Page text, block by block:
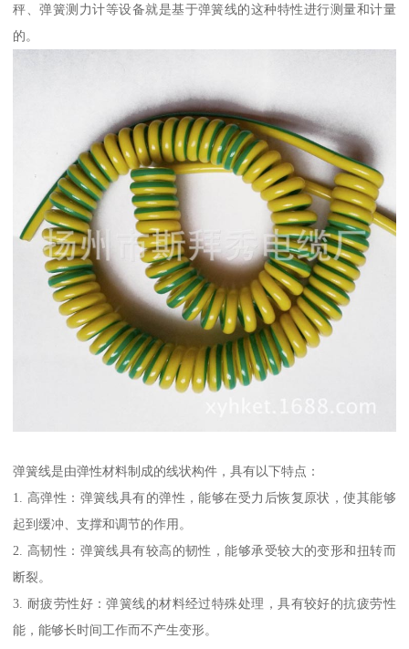
秤、弹簧测力计等设备就是基于弹簧线的这种特性进行测量和计量
的。
弹簧线是由弹性材料制成的线状构件，具有以下特点：
1. 高弹性：弹簧线具有的弹性，能够在受力后恢复原状，使其能够
起到缓冲、支撑和调节的作用。
2. 高韧性：弹簧线具有较高的韧性，能够承受较大的变形和扭转而
断裂。
3. 耐疲劳性好：弹簧线的材料经过特殊处理，具有较好的抗疲劳性
能，能够长时间工作而不产生变形。